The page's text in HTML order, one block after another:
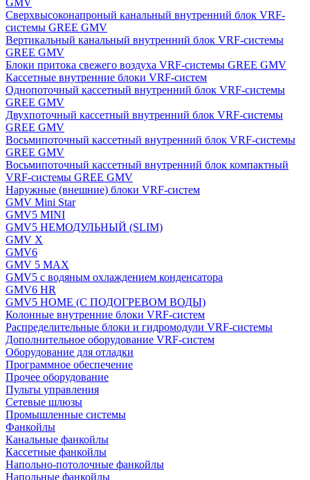
GMV
Сверхвысоконапроный канальный внутренний блок VRF-
системы GREE GMV
Вертикальный канальный внутренний блок VRF-системы
GREE GMV
Блоки притока свежего воздуха VRF-системы GREE GMV
Кассетные внутренние блоки VRF-систем
Однопоточный кассетный внутренний блок VRF-системы
GREE GMV
Двухпоточный кассетный внутренний блок VRF-системы
GREE GMV
Восьмипоточный кассетный внутренний блок VRF-системы
GREE GMV
Восьмипоточный кассетный внутренний блок компактный
VRF-системы GREE GMV
Наружные (внешние) блоки VRF-систем
GMV Mini Star
GMV5 MINI
GMV5 НЕМОДУЛЬНЫЙ (SLIM)
GMV X
GMV6
GMV 5 MAX
GMV5 с водяным охлаждением конденсатора
GMV6 HR
GMV5 HOME (С ПОДОГРЕВОМ ВОДЫ)
Колонные внутренние блоки VRF-систем
Распределительные блоки и гидромодули VRF-системы
Дополнительное оборудование VRF-систем
Оборудование для отладки
Программное обеспечение
Прочее оборудование
Пульты управления
Сетевые шлюзы
Промышленные системы
Фанкойлы
Канальные фанкойлы
Кассетные фанкойлы
Напольно-потолочные фанкойлы
Напольные фанкойлы